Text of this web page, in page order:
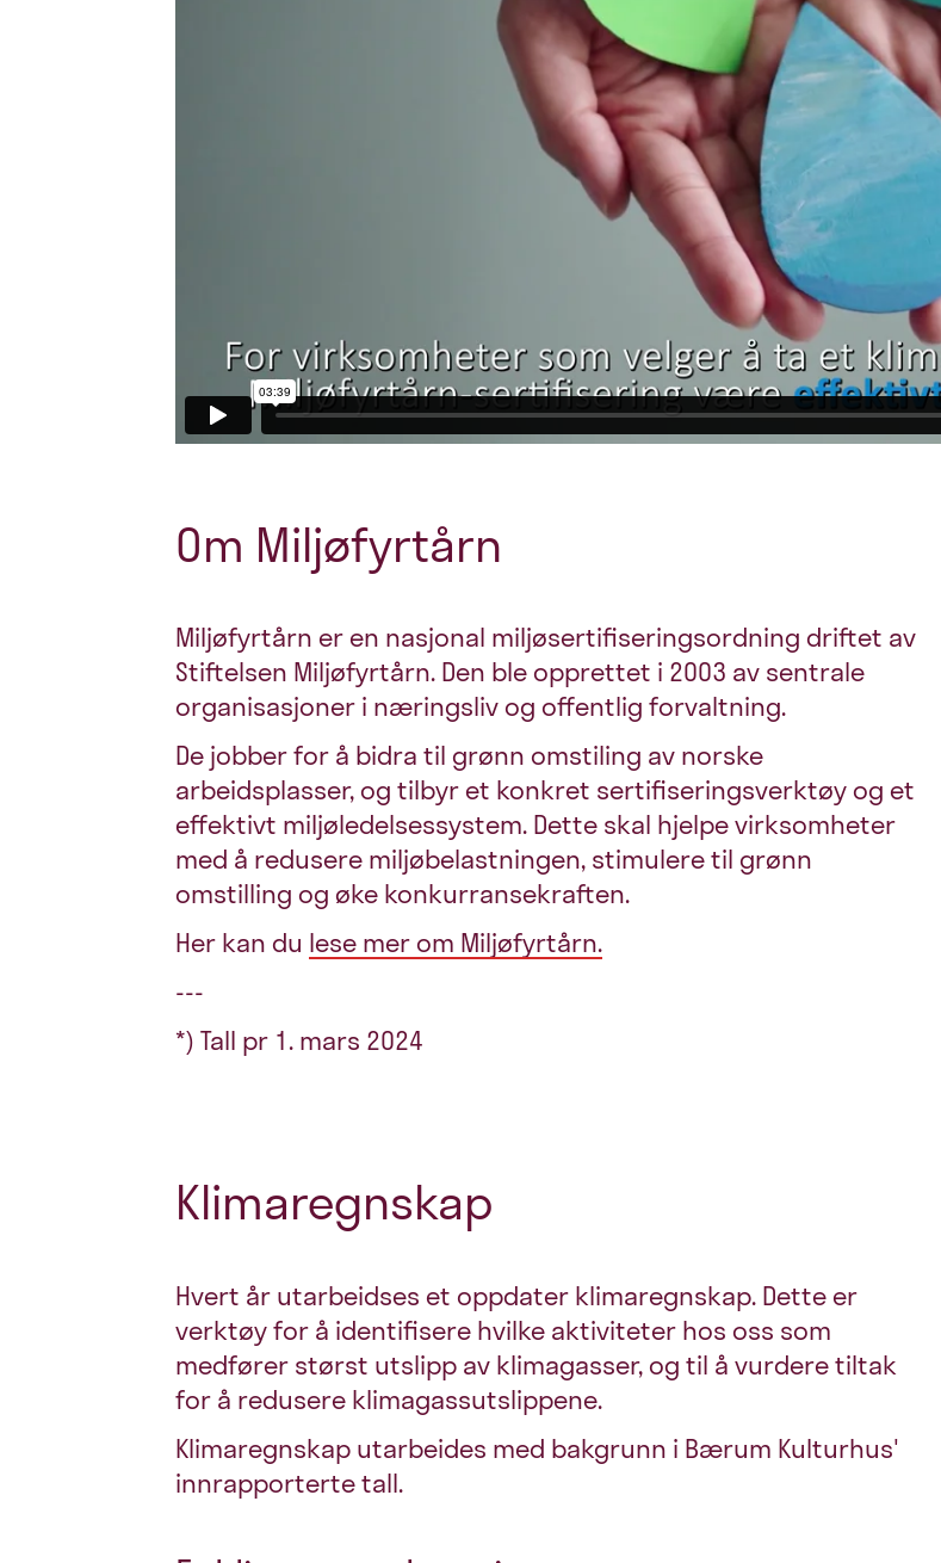
Om Miljøfyrtårn
Miljøfyrtårn er en nasjonal miljøsertifiseringsordning driftet av
Stiftelsen Miljøfyrtårn. Den ble opprettet i 2003 av sentrale
organisasjoner i næringsliv og offentlig forvaltning.
De jobber for å bidra til grønn omstiling av norske
arbeidsplasser, og tilbyr et konkret sertifiseringsverktøy og et
effektivt miljøledelsessystem. Dette skal hjelpe virksomheter
med å redusere miljøbelastningen, stimulere til grønn
omstilling og øke konkurransekraften.
Her kan du lese mer om Miljøfyrtårn.
---
*) Tall pr 1. mars 2024
Klimaregnskap
Hvert år utarbeidses et oppdater klimaregnskap. Dette er
verktøy for å identifisere hvilke aktiviteter hos oss som
medfører størst utslipp av klimagasser, og til å vurdere tiltak
for å redusere klimagassutslippene.
Klimaregnskap utarbeides med bakgrunn i Bærum Kulturhus'
innrapporterte tall.